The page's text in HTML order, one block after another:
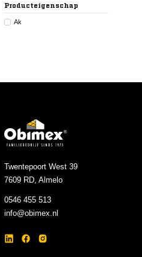
Producteigenschap
Ak
Twentepoort West 39
7609 RD, Almelo
0546 455 513
info@obimex.nl